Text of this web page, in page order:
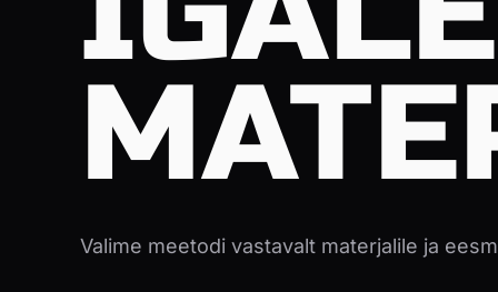
Valime meetodi vastavalt materjalile ja